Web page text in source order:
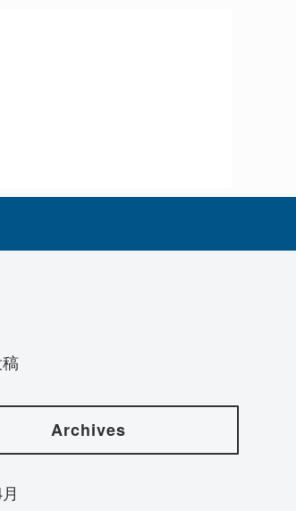
Archives